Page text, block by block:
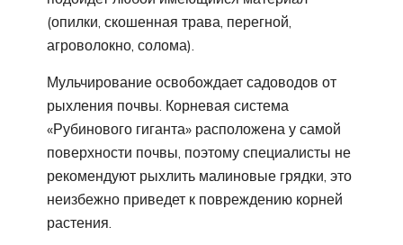
(опилки, скошенная трава, перегной,
агроволокно, солома).
Мульчирование освобождает садоводов от
рыхления почвы. Корневая система
«Рубинового гиганта» расположена у самой
поверхности почвы, поэтому специалисты не
рекомендуют рыхлить малиновые грядки, это
неизбежно приведет к повреждению корней
растения.